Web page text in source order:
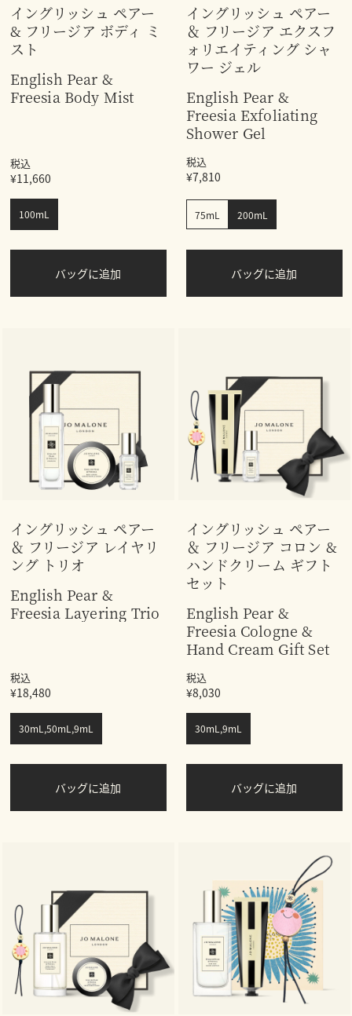
イングリッシュ ペアー
& フリージア ボディ ミ
スト
English Pear &
Freesia Body Mist
税込
¥11,660
100mL
バッグに追加
イングリッシュ ペアー
＆ フリージア エクスフ
ォリエイティング シャ
ワー ジェル
English Pear &
Freesia Exfoliating
Shower Gel
税込
¥7,810
75mL 200mL
バッグに追加
イングリッシュ ペアー
＆ フリージア レイヤリ
ング トリオ
English Pear &
Freesia Layering Trio
税込
¥18,480
30mL,50mL,9mL
バッグに追加
イングリッシュ ペアー
＆ フリージア コロン &
ハンドクリーム ギフト
セット
English Pear &
Freesia Cologne &
Hand Cream Gift Set
税込
¥8,030
30mL,9mL
バッグに追加